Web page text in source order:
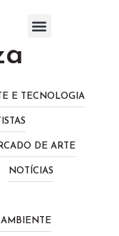
E TECNOLOGIA
DE ARTE
NOTÍCIAS